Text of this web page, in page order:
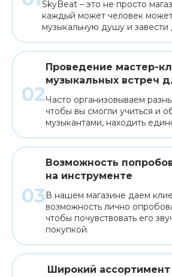
SkyBeat – это не просто
каждый может человек
музыкальную душу и завести
Проведение мастер-
музыкальных встреч
Часто организовываем
чтобы вы смогли учиться и
музыкантами, находить
Возможность
на инструменте
В нашем магазине даем
возможность лично
чтобы почувствовать его
покупкой.
Широкий